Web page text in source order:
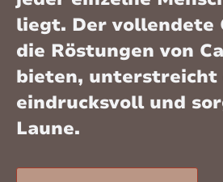
liegt. Der vollendete
die Röstungen von
bieten, unterstreicht
eindrucksvoll und
Laune.